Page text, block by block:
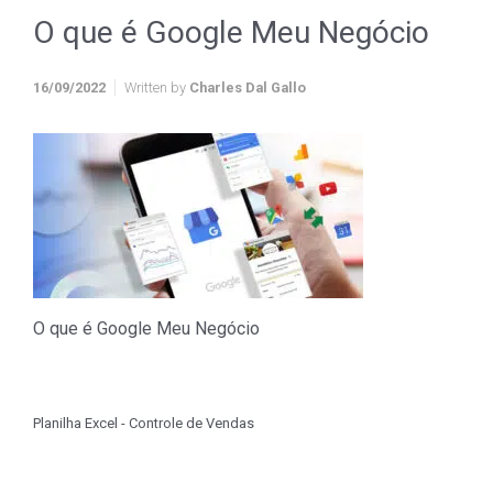
O que é Google Meu Negócio
16/09/2022 Written by Charles Dal Gallo
O que é Google Meu Negócio
Planilha Excel - Controle de Vendas